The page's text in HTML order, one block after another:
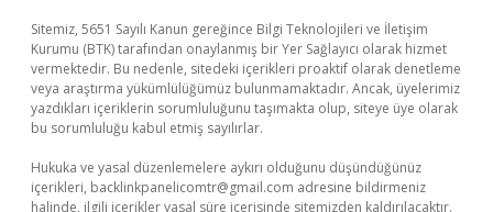
Sitemiz, 5651 Sayılı Kanun gereğince Bilgi Teknolojileri ve İletişim
Kurumu (BTK) tarafından onaylanmış bir Yer Sağlayıcı olarak hizmet
vermektedir. Bu nedenle, sitedeki içerikleri proaktif olarak denetleme
veya araştırma yükümlülüğümüz bulunmamaktadır. Ancak, üyelerimiz
yazdıkları içeriklerin sorumluluğunu taşımakta olup, siteye üye olarak
bu sorumluluğu kabul etmiş sayılırlar.
Hukuka ve yasal düzenlemelere aykırı olduğunu düşündüğünüz
içerikleri, backlinkpanelicomtr@gmail.com adresine bildirmeniz
halinde, ilgili içerikler yasal süre içerisinde sitemizden kaldırılacaktır.